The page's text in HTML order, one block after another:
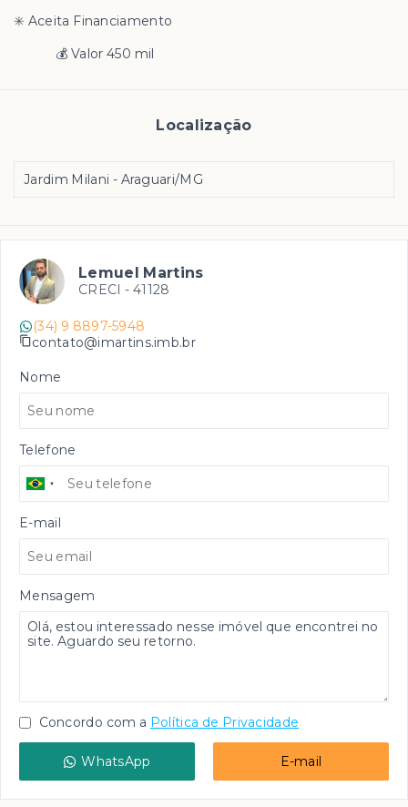
✳️ Aceita Financiamento
💰 Valor 450 mil
Localização
Jardim Milani - Araguari/MG
Lemuel Martins
CRECI - 41128
(34) 9 8897-5948
contato@imartins.imb.br
Nome
Telefone
E-mail
Mensagem
Concordo com a Política de Privacidade
WhatsApp E-mail